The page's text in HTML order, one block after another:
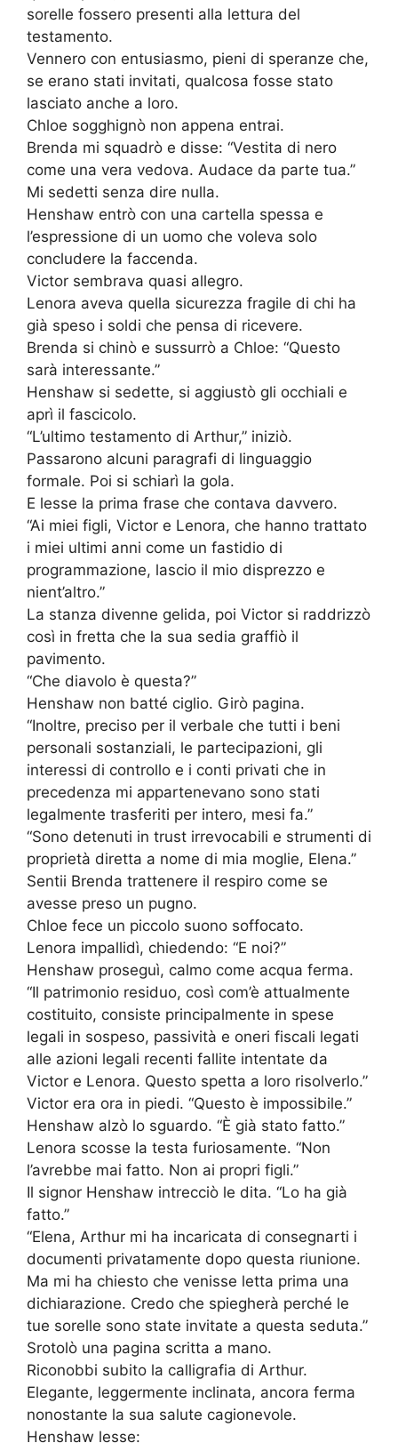
sorelle fossero presenti alla lettura del
testamento.
Vennero con entusiasmo, pieni di speranze che,
se erano stati invitati, qualcosa fosse stato
lasciato anche a loro.
Chloe sogghignò non appena entrai.
Brenda mi squadrò e disse: “Vestita di nero
come una vera vedova. Audace da parte tua.”
Mi sedetti senza dire nulla.
Henshaw entrò con una cartella spessa e
l’espressione di un uomo che voleva solo
concludere la faccenda.
Victor sembrava quasi allegro.
Lenora aveva quella sicurezza fragile di chi ha
già speso i soldi che pensa di ricevere.
Brenda si chinò e sussurrò a Chloe: “Questo
sarà interessante.”
Henshaw si sedette, si aggiustò gli occhiali e
aprì il fascicolo.
“L’ultimo testamento di Arthur,” iniziò.
Passarono alcuni paragrafi di linguaggio
formale. Poi si schiarì la gola.
E lesse la prima frase che contava davvero.
“Ai miei figli, Victor e Lenora, che hanno trattato
i miei ultimi anni come un fastidio di
programmazione, lascio il mio disprezzo e
nient’altro.”
La stanza divenne gelida, poi Victor si raddrizzò
così in fretta che la sua sedia graffiò il
pavimento.
“Che diavolo è questa?”
Henshaw non batté ciglio. Girò pagina.
“Inoltre, preciso per il verbale che tutti i beni
personali sostanziali, le partecipazioni, gli
interessi di controllo e i conti privati che in
precedenza mi appartenevano sono stati
legalmente trasferiti per intero, mesi fa.”
“Sono detenuti in trust irrevocabili e strumenti di
proprietà diretta a nome di mia moglie, Elena.”
Sentii Brenda trattenere il respiro come se
avesse preso un pugno.
Chloe fece un piccolo suono soffocato.
Lenora impallidì, chiedendo: “E noi?”
Henshaw proseguì, calmo come acqua ferma.
“Il patrimonio residuo, così com’è attualmente
costituito, consiste principalmente in spese
legali in sospeso, passività e oneri fiscali legati
alle azioni legali recenti fallite intentate da
Victor e Lenora. Questo spetta a loro risolverlo.”
Victor era ora in piedi. “Questo è impossibile.”
Henshaw alzò lo sguardo. “È già stato fatto.”
Lenora scosse la testa furiosamente. “Non
l’avrebbe mai fatto. Non ai propri figli.”
Il signor Henshaw intrecciò le dita. “Lo ha già
fatto.”
“Elena, Arthur mi ha incaricata di consegnarti i
documenti privatamente dopo questa riunione.
Ma mi ha chiesto che venisse letta prima una
dichiarazione. Credo che spiegherà perché le
tue sorelle sono state invitate a questa seduta.”
Srotolò una pagina scritta a mano.
Riconobbi subito la calligrafia di Arthur.
Elegante, leggermente inclinata, ancora ferma
nonostante la sua salute cagionevole.
Henshaw lesse: